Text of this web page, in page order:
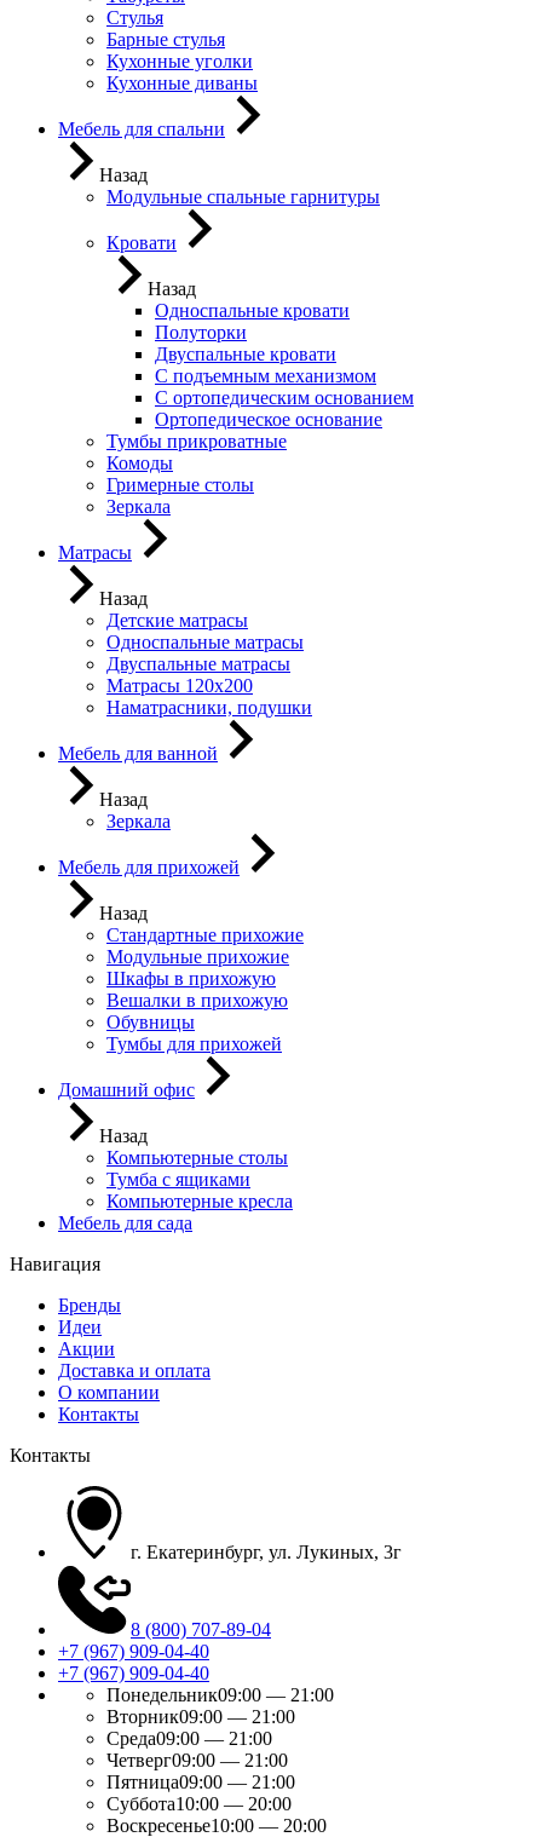
Стулья
Барные стулья
Кухонные уголки
Кухонные диваны
Мебель для спальни
Назад
Модульные спальные гарнитуры
Кровати
Назад
Односпальные кровати
Полуторки
Двуспальные кровати
С подъемным механизмом
С ортопедическим основанием
Ортопедическое основание
Тумбы прикроватные
Комоды
Гримерные столы
Зеркала
Матрасы
Назад
Детские матрасы
Односпальные матрасы
Двуспальные матрасы
Матрасы 120х200
Наматрасники, подушки
Мебель для ванной
Назад
Зеркала
Мебель для прихожей
Назад
Стандартные прихожие
Модульные прихожие
Шкафы в прихожую
Вешалки в прихожую
Обувницы
Тумбы для прихожей
Домашний офис
Назад
Компьютерные столы
Тумба с ящиками
Компьютерные кресла
Мебель для сада
Навигация
Бренды
Идеи
Акции
Доставка и оплата
О компании
Контакты
Контакты
г. Екатеринбург, ул. Лукиных, 3г
8 (800) 707-89-04
+7 (967) 909-04-40
+7 (967) 909-04-40
Понедельник09:00 — 21:00
Вторник09:00 — 21:00
Среда09:00 — 21:00
Четверг09:00 — 21:00
Пятница09:00 — 21:00
Суббота10:00 — 20:00
Воскресенье10:00 — 20:00